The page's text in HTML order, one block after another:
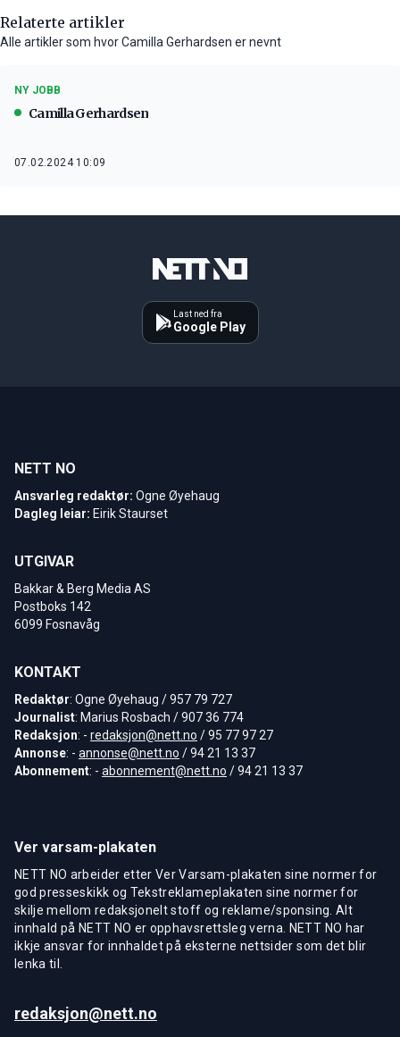
Relaterte artikler
Alle artikler som hvor Camilla Gerhardsen er nevnt
NY JOBB
Camilla Gerhardsen
07.02.2024 10:09
Last ned fra
Google Play
NETT NO
Ansvarleg redaktør: Ogne Øyehaug
Dagleg leiar: Eirik Staurset
UTGIVAR
Bakkar & Berg Media AS
Postboks 142
6099 Fosnavåg
KONTAKT
Redaktør: Ogne Øyehaug / 957 79 727
Journalist: Marius Rosbach / 907 36 774
Redaksjon: - redaksjon@nett.no / 95 77 97 27
Annonse: - annonse@nett.no / 94 21 13 37
Abonnement: - abonnement@nett.no / 94 21 13 37
Ver varsam-plakaten
NETT NO arbeider etter Ver Varsam-plakaten sine normer for
god presseskikk og Tekstreklameplakaten sine normer for
skilje mellom redaksjonelt stoff og reklame/sponsing. Alt
innhald på NETT NO er opphavsrettsleg verna. NETT NO har
ikkje ansvar for innhaldet på eksterne nettsider som det blir
lenka til.
redaksjon@nett.no